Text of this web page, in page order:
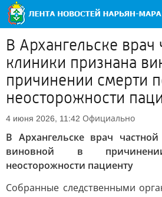
В Архангельске врач
клиники признана
причинении смерти
неосторожности
4 июня 2026, 11:42 Официально
В Архангельске врач
виновной в
неосторожности пациенту
Собранные следственными